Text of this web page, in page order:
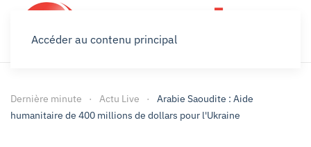
Accéder au contenu principal
Dernière minute Actu Live
Arabie Saoudite : Aide
humanitaire de 400 millions de dollars pour l'Ukraine